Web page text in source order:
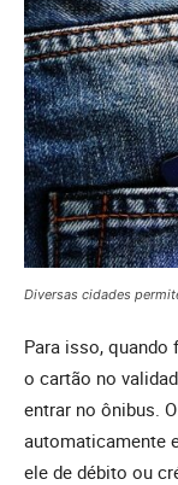
Diversas cidades
Para isso, quando
o cartão no
entrar no ônibus.
automaticamente
ele de débito ou